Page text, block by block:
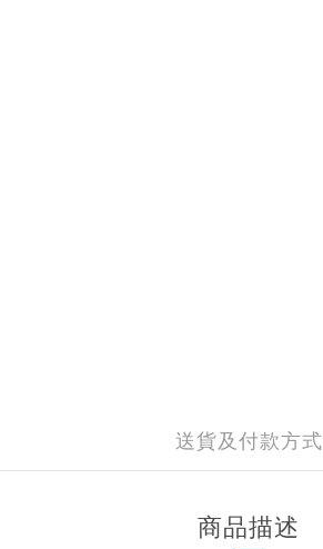
送貨及付款方式
商品描述